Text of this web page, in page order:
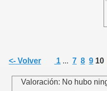
<- Volver 1 ... 7 8 9 10
Valoración: No hubo